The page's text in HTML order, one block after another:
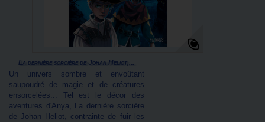
La dernière sorcière de Johan Heliot,...
Un univers sombre et envoûtant
saupoudré de magie et de créatures
ensorcelées... Tel est le décor des
aventures d'Anya, La dernière sorcière
de Johan Heliot, contrainte de fuir les